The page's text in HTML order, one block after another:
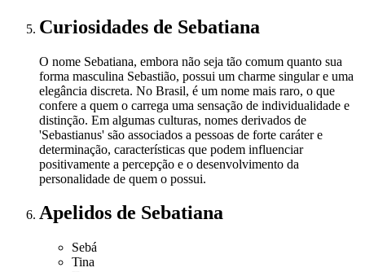
Curiosidades de Sebatiana
O nome Sebatiana, embora não seja tão comum quanto sua
forma masculina Sebastião, possui um charme singular e uma
elegância discreta. No Brasil, é um nome mais raro, o que
confere a quem o carrega uma sensação de individualidade e
distinção. Em algumas culturas, nomes derivados de
'Sebastianus' são associados a pessoas de forte caráter e
determinação, características que podem influenciar
positivamente a percepção e o desenvolvimento da
personalidade de quem o possui.
Apelidos de Sebatiana
Sebá
Tina